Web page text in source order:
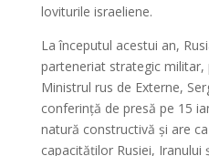
loviturile israeliene.
La începutul acestui an,
parteneriat strategic militar,
Ministrul rus de Externe,
conferință de presă pe 15
natură constructivă și are
capacităților Rusiei, Iranului